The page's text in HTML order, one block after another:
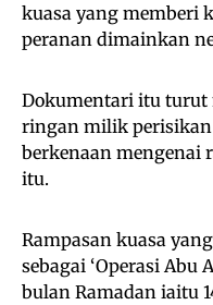
kuasa yang memberi
peranan dimainkan
Dokumentari itu turut
ringan milik perisikan
berkenaan mengenai
itu.
Rampasan kuasa
sebagai ‘Operasi Abu
bulan Ramadan iaitu